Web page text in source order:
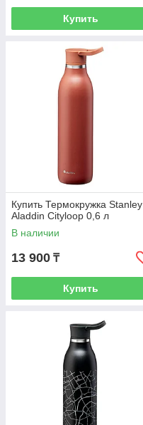
Купить
Купить Термокружка Stanley
Aladdin Cityloop 0,6 л
В наличии
13 900 ₸
Купить